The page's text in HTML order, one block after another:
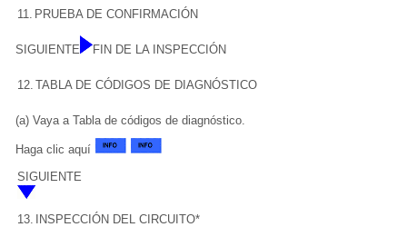
11. PRUEBA DE CONFIRMACIÓN
SIGUIENTE FIN DE LA INSPECCIÓN
12. TABLA DE CÓDIGOS DE DIAGNÓSTICO
(a) Vaya a Tabla de códigos de diagnóstico.
Haga clic aquí
SIGUIENTE
13. INSPECCIÓN DEL CIRCUITO*